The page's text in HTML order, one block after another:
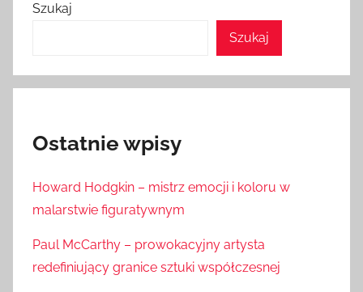
Szukaj
Szukaj
Ostatnie wpisy
Howard Hodgkin – mistrz emocji i koloru w
malarstwie figuratywnym
Paul McCarthy – prowokacyjny artysta
redefiniujący granice sztuki współczesnej